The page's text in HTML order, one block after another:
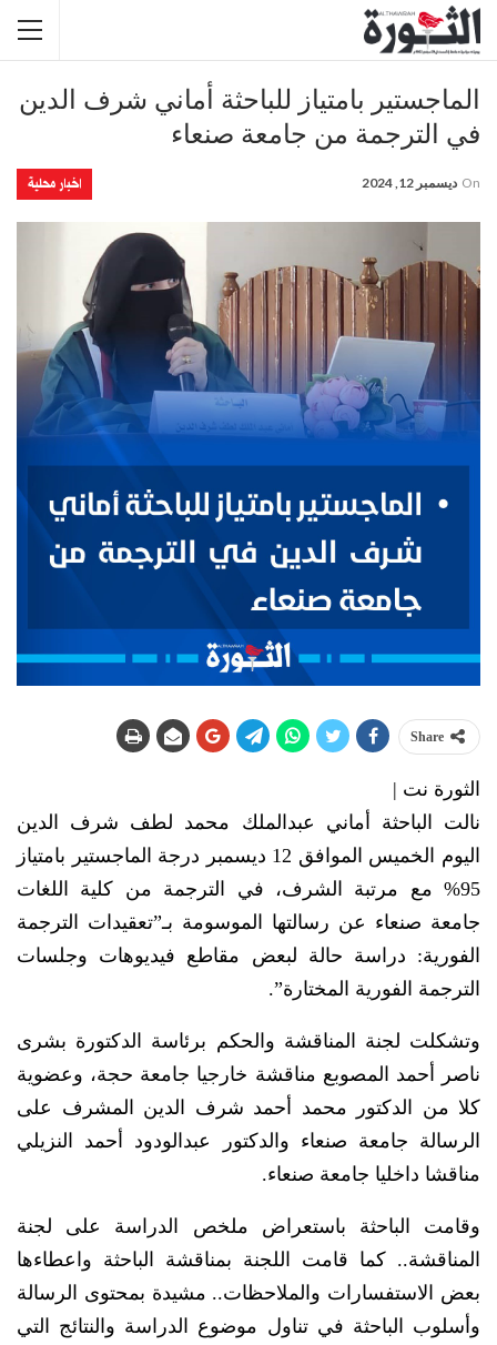
الماجستير بامتياز للباحثة أماني شرف الدين
في الترجمة من جامعة صنعاء
اخبار محلية On ديسمبر 12, 2024
Share
الثورة نت |
نالت الباحثة أماني عبدالملك محمد لطف شرف الدين
اليوم الخميس الموافق 12 ديسمبر درجة الماجستير بامتياز
95% مع مرتبة الشرف، في الترجمة من كلية اللغات
جامعة صنعاء عن رسالتها الموسومة بـ”تعقيدات الترجمة
الفورية: دراسة حالة لبعض مقاطع فيديوهات وجلسات
الترجمة الفورية المختارة”.
وتشكلت لجنة المناقشة والحكم برئاسة الدكتورة بشرى
ناصر أحمد المصوبع مناقشة خارجيا جامعة حجة، وعضوية
كلا من الدكتور محمد أحمد شرف الدين المشرف على
الرسالة جامعة صنعاء والدكتور عبدالودود أحمد النزيلي
مناقشا داخليا جامعة صنعاء.
وقامت الباحثة باستعراض ملخص الدراسة على لجنة
المناقشة.. كما قامت اللجنة بمناقشة الباحثة واعطاءها
بعض الاستفسارات والملاحظات.. مشيدة بمحتوى الرسالة
وأسلوب الباحثة في تناول موضوع الدراسة والنتائج التي